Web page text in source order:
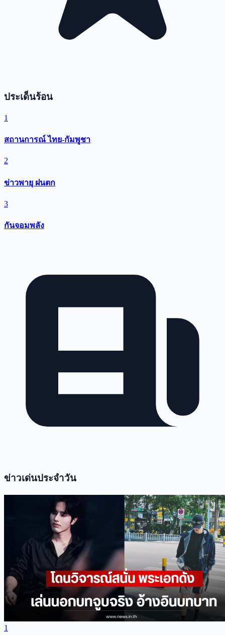
ประเด็นร้อน
1
สถานการณ์ ไทย-กัมพูชา
2
ข่าวพายุ ฝนตก
3
กันจอมพลัง
ข่าวเด่นประจำวัน
1